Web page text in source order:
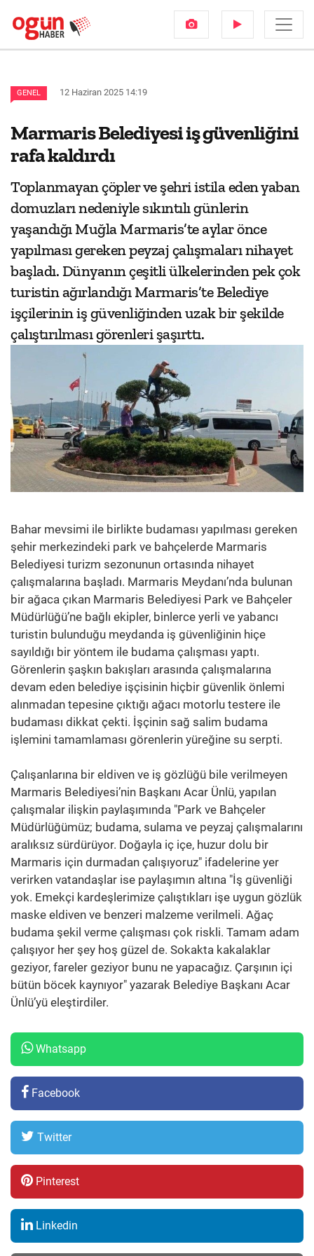
GENEL 12 Haziran 2025 14:19
Marmaris Belediyesi iş güvenliğini
rafa kaldırdı
Toplanmayan çöpler ve şehri istila eden yaban
domuzları nedeniyle sıkıntılı günlerin
yaşandığı Muğla Marmaris’te aylar önce
yapılması gereken peyzaj çalışmaları nihayet
başladı. Dünyanın çeşitli ülkelerinden pek çok
turistin ağırlandığı Marmaris’te Belediye
işçilerinin iş güvenliğinden uzak bir şekilde
çalıştırılması görenleri şaşırttı.
Bahar mevsimi ile birlikte budaması yapılması gereken
şehir merkezindeki park ve bahçelerde Marmaris
Belediyesi turizm sezonunun ortasında nihayet
çalışmalarına başladı. Marmaris Meydanı’nda bulunan
bir ağaca çıkan Marmaris Belediyesi Park ve Bahçeler
Müdürlüğü’ne bağlı ekipler, binlerce yerli ve yabancı
turistin bulunduğu meydanda iş güvenliğinin hiçe
sayıldığı bir yöntem ile budama çalışması yaptı.
Görenlerin şaşkın bakışları arasında çalışmalarına
devam eden belediye işçisinin hiçbir güvenlik önlemi
alınmadan tepesine çıktığı ağacı motorlu testere ile
budaması dikkat çekti. İşçinin sağ salim budama
işlemini tamamlaması görenlerin yüreğine su serpti.
Çalışanlarına bir eldiven ve iş gözlüğü bile verilmeyen
Marmaris Belediyesi’nin Başkanı Acar Ünlü, yapılan
çalışmalar ilişkin paylaşımında "Park ve Bahçeler
Müdürlüğümüz; budama, sulama ve peyzaj çalışmalarını
aralıksız sürdürüyor. Doğayla iç içe, huzur dolu bir
Marmaris için durmadan çalışıyoruz" ifadelerine yer
verirken vatandaşlar ise paylaşımın altına "İş güvenliği
yok. Emekçi kardeşlerimize çalıştıkları işe uygun gözlük
maske eldiven ve benzeri malzeme verilmeli. Ağaç
budama şekil verme çalışması çok riskli. Tamam adam
çalışıyor her şey hoş güzel de. Sokakta kakalaklar
geziyor, fareler geziyor bunu ne yapacağız. Çarşının içi
bütün böcek kaynıyor" yazarak Belediye Başkanı Acar
Ünlü’yü eleştirdiler.
Whatsapp
Facebook
Twitter
Pinterest
Linkedin